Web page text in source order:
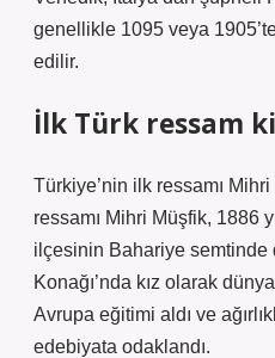
genellikle 1095 veya
edilir.
İlk Türk ressam
Türkiye’nin ilk ressamı
ressamı Mihri Müşfik, 1886
ilçesinin Bahariye semtinde
Konağı’nda kız olarak
Avrupa eğitimi aldı ve
edebiyata odaklandı.